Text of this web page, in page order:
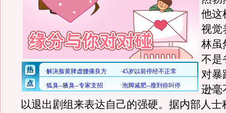
他这
视觉
林虽
不是
对暴
逊毫
以退出剧组来表达自己的强硬。据内部人士